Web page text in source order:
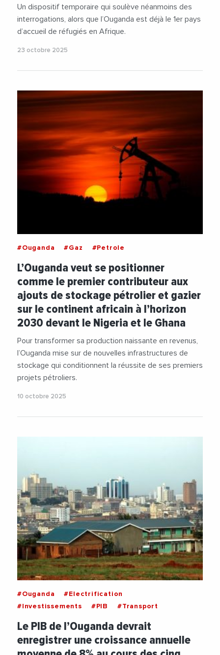
Un dispositif temporaire qui soulève néanmoins des
interrogations, alors que l’Ouganda est déjà le 1er pays
d’accueil de réfugiés en Afrique.
23 octobre 2025
#Ouganda #Gaz #Petrole
L’Ouganda veut se positionner
comme le premier contributeur aux
ajouts de stockage pétrolier et gazier
sur le continent africain à l’horizon
2030 devant le Nigeria et le Ghana
Pour transformer sa production naissante en revenus,
l’Ouganda mise sur de nouvelles infrastructures de
stockage qui conditionnent la réussite de ses premiers
projets pétroliers.
10 octobre 2025
#Ouganda
#Electrification
#Investissements
#PIB #Transport
Le PIB de l’Ouganda devrait
enregistrer une croissance annuelle